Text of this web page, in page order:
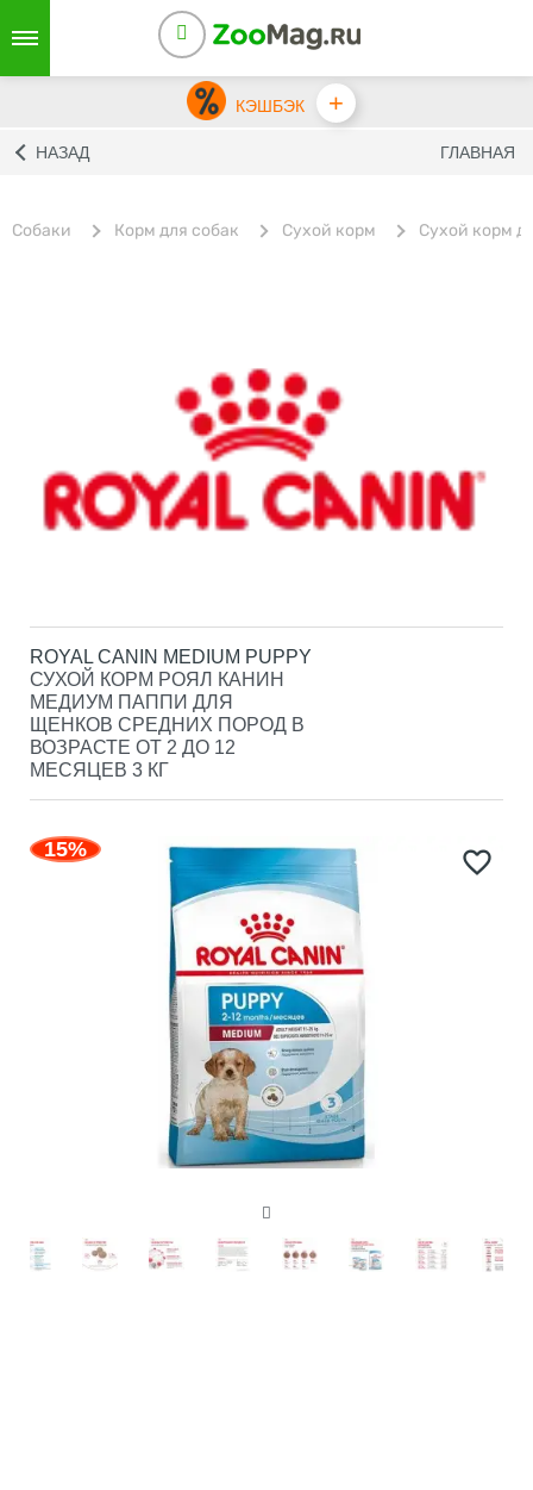
КЭШБЭК +
НАЗАД ГЛАВНАЯ
Собаки Корм для собак Сухой корм Cухой корм
ROYAL CANIN MEDIUM PUPPY
СУХОЙ КОРМ РОЯЛ КАНИН
МЕДИУМ ПАППИ ДЛЯ
ЩЕНКОВ СРЕДНИХ ПОРОД В
ВОЗРАСТЕ ОТ 2 ДО 12
МЕСЯЦЕВ 3 КГ
15%